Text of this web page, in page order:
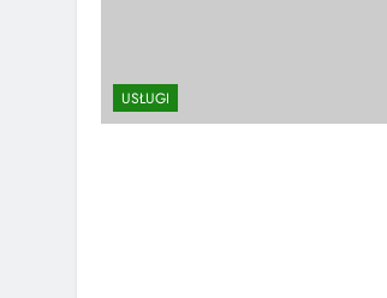
USŁUGI